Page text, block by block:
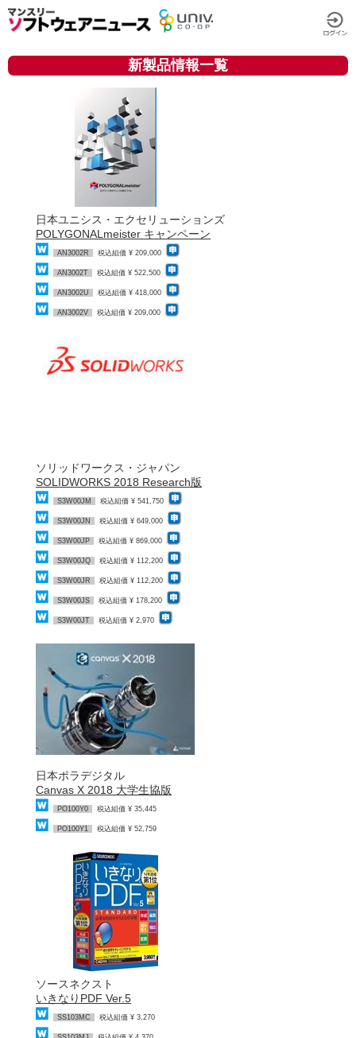
新製品情報一覧
日本ユニシス・エクセリューションズ
POLYGONALmeister キャンペーン
AN3002R 税込組価 ¥ 209,000
AN3002T 税込組価 ¥ 522,500
AN3002U 税込組価 ¥ 418,000
AN3002V 税込組価 ¥ 209,000
ソリッドワークス・ジャパン
SOLIDWORKS 2018 Research版
S3W00JM 税込組価 ¥ 541,750
S3W00JN 税込組価 ¥ 649,000
S3W00JP 税込組価 ¥ 869,000
S3W00JQ 税込組価 ¥ 112,200
S3W00JR 税込組価 ¥ 112,200
S3W00JS 税込組価 ¥ 178,200
S3W00JT 税込組価 ¥ 2,970
日本ポラデジタル
Canvas X 2018 大学生協版
PO100Y0 税込組価 ¥ 35,445
PO100Y1 税込組価 ¥ 52,759
ソースネクスト
いきなりPDF Ver.5
SS103MC 税込組価 ¥ 3,270